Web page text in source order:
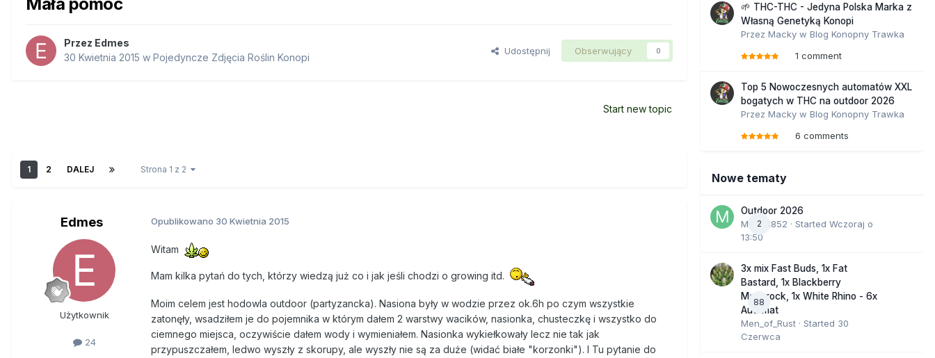
Przez Edmes
30 Kwietnia 2015 w Pojedyncze Zdjęcia Roślin Konopi
Udostępnij Obserwujący 0
Start new topic
1 2 DALEJ Strona 1 z 2
Edmes
Użytkownik
24
Opublikowano 30 Kwietnia 2015
Witam
Mam kilka pytań do tych, którzy wiedzą już co i jak jeśli chodzi o growing itd.
Moim celem jest hodowla outdoor (partyzancka). Nasiona były w wodzie przez ok.6h po czym wszystkie
zatonęły, wsadziłem je do pojemnika w którym dałem 2 warstwy wacików, nasionka, chusteczkę i wszystko do
ciemnego miejsca, oczywiście dałem wody i wymieniałem. Nasionka wykiełkowały lecz nie tak jak
przypuszczałem, ledwo wyszły z skorupy, ale wyszły nie są za duże (widać białe "korzonki"). I Tu pytanie do
🌱 THC-THC - Jedyna Polska Marka z
Własną Genetyką Konopi
Przez Macky w Blog Konopny Trawka
1 comment
Top 5 Nowoczesnych automatów XXL
bogatych w THC na outdoor 2026
Przez Macky w Blog Konopny Trawka
6 comments
Nowe tematy
2
Outdoor 2026
Marcel852 · Started Wczoraj o
13:50
88
3x mix Fast Buds, 1x Fat
Bastard, 1x Blackberry
Moonrock, 1x White Rhino - 6x
Automat
Men_of_Rust · Started 30
Czerwca